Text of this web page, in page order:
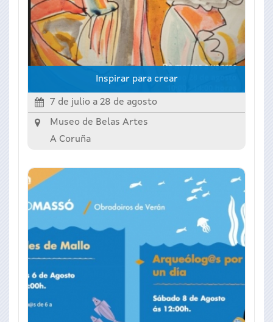
Inspirar para crear
7 de julio a 28 de agosto
Museo de Belas Artes
A Coruña